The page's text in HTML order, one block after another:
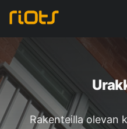
Rakenteilla olevan